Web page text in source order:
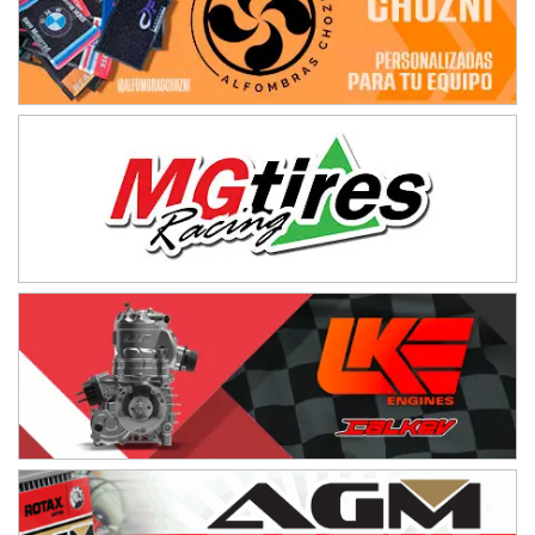
08/09-AGO
IAME SERIES ARGENTINA 6
Ramiro Tot (Asfalto)
Baradero (Buenos Aires)
Ciudad de Trenque Lauquen (Asfalto)
Trenque Lauquen (Buenos Aires)
ENTRERRIANO - F6 (POSTERGADA)
Parque de la Velocidad (Asfalto)
Villaguay (Entre Ríos)
VICTORIENSE - F7
El Cerro (Tierra)
Victoria (Entre Ríos)
PATAGONICO - F6
Moto Club Reginense (Tierra)
Gral. E. Godoy (Río Negro)
CSK - F7
Juventud Unida (Tierra)